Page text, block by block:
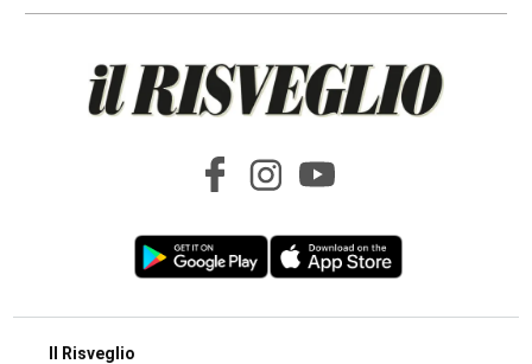
Il Risveglio